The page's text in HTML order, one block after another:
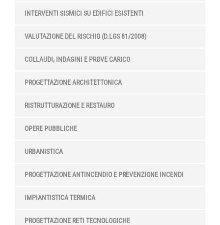
INTERVENTI SISMICI SU EDIFICI ESISTENTI
VALUTAZIONE DEL RISCHIO (D.LGS 81/2008)
COLLAUDI, INDAGINI E PROVE CARICO
PROGETTAZIONE ARCHITETTONICA
RISTRUTTURAZIONE E RESTAURO
OPERE PUBBLICHE
URBANISTICA
PROGETTAZIONE ANTINCENDIO E PREVENZIONE INCENDI
IMPIANTISTICA TERMICA
PROGETTAZIONE RETI TECNOLOGICHE